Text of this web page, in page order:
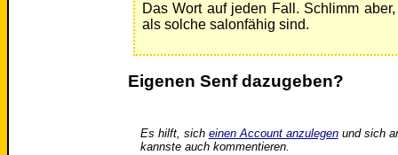
Das Wort auf jeden Fall. Schlimm
als solche salonfähig sind.
Eigenen Senf dazugeben?
Es hilft, sich einen Account anzulegenund sich
kannste auch kommentieren.